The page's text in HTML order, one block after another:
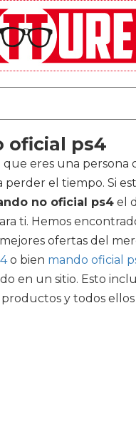
oficial ps4
que eres una persona
el tiempo. Si
no oficial ps4 el
ti. Hemos
ofertas del
o bien mando oficial
en un sitio. Esto
y todos ellos